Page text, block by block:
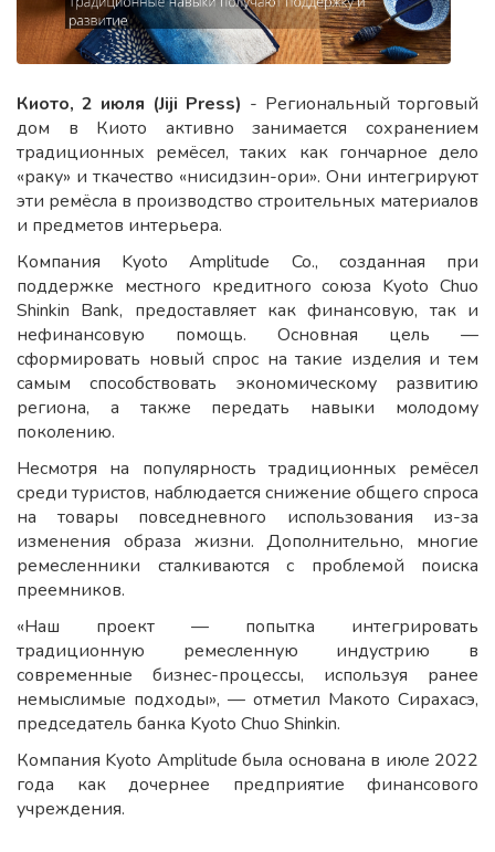
Киото, 2 июля (Jiji Press) - Региональный торговый
дом в Киото активно занимается сохранением
традиционных ремёсел, таких как гончарное дело
«раку» и ткачество «нисидзин-ори». Они интегрируют
эти ремёсла в производство строительных материалов
и предметов интерьера.
Компания Kyoto Amplitude Co., созданная при
поддержке местного кредитного союза Kyoto Chuo
Shinkin Bank, предоставляет как финансовую, так и
нефинансовую помощь. Основная цель —
сформировать новый спрос на такие изделия и тем
самым способствовать экономическому развитию
региона, а также передать навыки молодому
поколению.
Несмотря на популярность традиционных ремёсел
среди туристов, наблюдается снижение общего спроса
на товары повседневного использования из-за
изменения образа жизни. Дополнительно, многие
ремесленники сталкиваются с проблемой поиска
преемников.
«Наш проект — попытка интегрировать
традиционную ремесленную индустрию в
современные бизнес-процессы, используя ранее
немыслимые подходы», — отметил Макото Сирахасэ,
председатель банка Kyoto Chuo Shinkin.
Компания Kyoto Amplitude была основана в июле 2022
года как дочернее предприятие финансового
учреждения.